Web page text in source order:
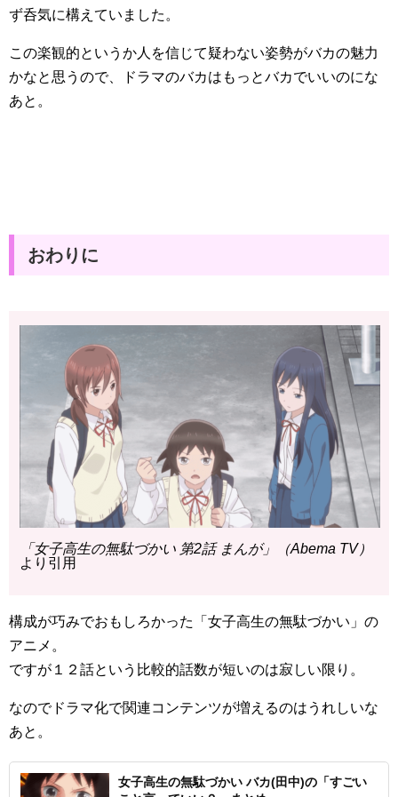
ず呑気に構えていました。
この楽観的というか人を信じて疑わない姿勢がバカの魅力
かなと思うので、ドラマのバカはもっとバカでいいのにな
あと。
おわりに
「女子高生の無駄づかい 第2話 まんが」（Abema TV）
より引用
構成が巧みでおもしろかった「女子高生の無駄づかい」の
アニメ。
ですが１２話という比較的話数が短いのは寂しい限り。
なのでドラマ化で関連コンテンツが増えるのはうれしいな
あと。
女子高生の無駄づかい バカ(田中)の「すごい